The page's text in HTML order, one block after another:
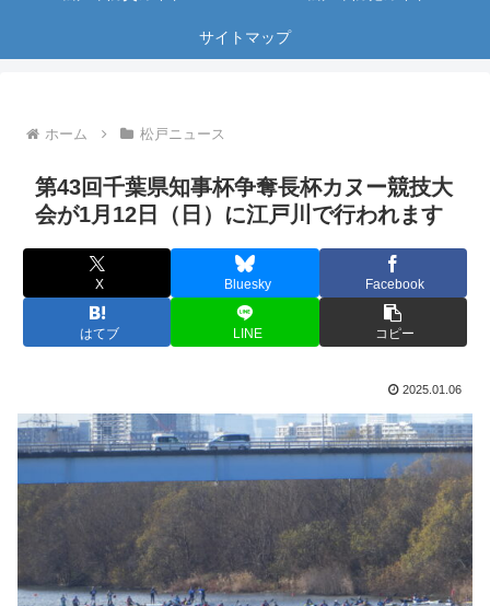
サイトマップ
ホーム 松戸ニュース
第43回千葉県知事杯争奪長杯カヌー競技大
会が1月12日（日）に江戸川で行われます
X Bluesky Facebook
はてブ LINE コピー
2025.01.06